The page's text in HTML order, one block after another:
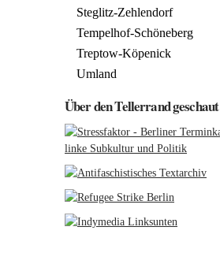
Steglitz-Zehlendorf
Tempelhof-Schöneberg
Treptow-Köpenick
Umland
Über den Tellerrand geschaut